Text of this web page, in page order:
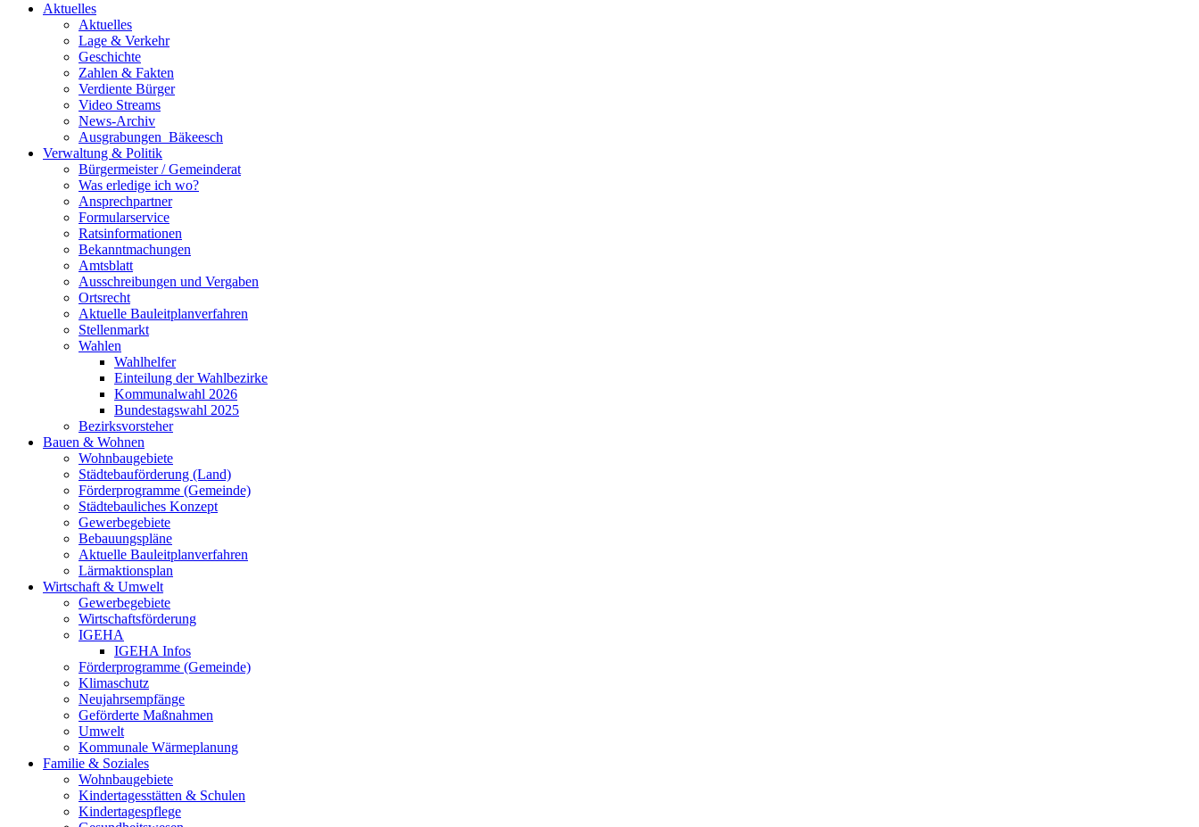
Aktuelles
Aktuelles
Lage & Verkehr
Geschichte
Zahlen & Fakten
Verdiente Bürger
Video Streams
News-Archiv
Ausgrabungen_Bäkeesch
Verwaltung & Politik
Bürgermeister / Gemeinderat
Was erledige ich wo?
Ansprechpartner
Formularservice
Ratsinformationen
Bekanntmachungen
Amtsblatt
Ausschreibungen und Vergaben
Ortsrecht
Aktuelle Bauleitplanverfahren
Stellenmarkt
Wahlen
Wahlhelfer
Einteilung der Wahlbezirke
Kommunalwahl 2026
Bundestagswahl 2025
Bezirksvorsteher
Bauen & Wohnen
Wohnbaugebiete
Städtebauförderung (Land)
Förderprogramme (Gemeinde)
Städtebauliches Konzept
Gewerbegebiete
Bebauungspläne
Aktuelle Bauleitplanverfahren
Lärmaktionsplan
Wirtschaft & Umwelt
Gewerbegebiete
Wirtschaftsförderung
IGEHA
IGEHA Infos
Förderprogramme (Gemeinde)
Klimaschutz
Neujahrsempfänge
Geförderte Maßnahmen
Umwelt
Kommunale Wärmeplanung
Familie & Soziales
Wohnbaugebiete
Kindertagesstätten & Schulen
Kindertagespflege